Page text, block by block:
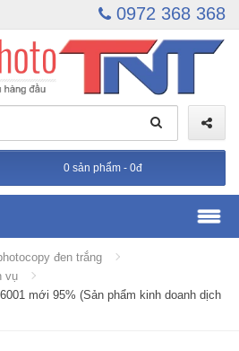
0972 368 368
0 sản phẩm - 0đ
đen trắng
vụ
mới 95% (Sản phẩm kinh doanh dịch